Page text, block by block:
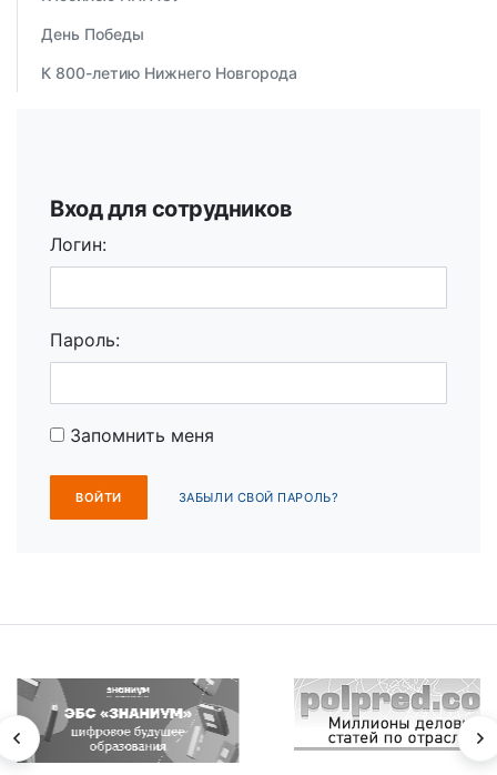
День Победы
К 800-летию Нижнего Новгорода
Вход для сотрудников
Логин:
Пароль:
Запомнить меня
ЗАБЫЛИ СВОЙ ПАРОЛЬ?